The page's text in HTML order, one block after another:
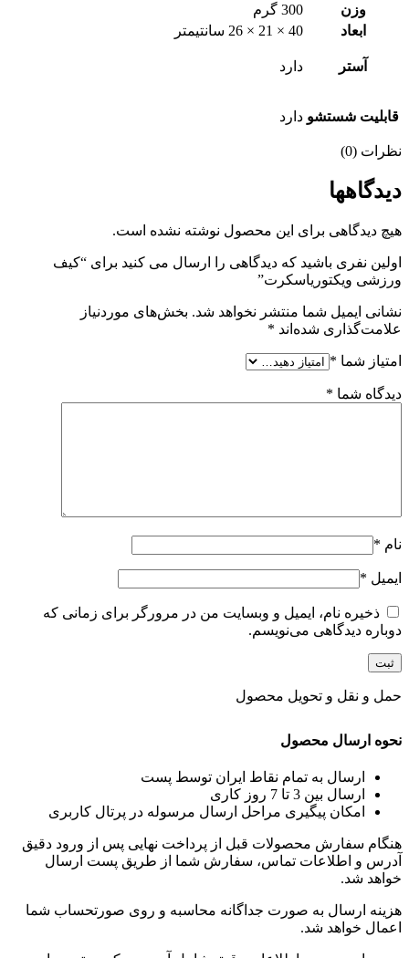
وزن
300 گرم
ابعاد
40 × 21 × 26 سانتیمتر
آستر دارد
قابلیت شستشو دارد
نظرات (0)
دیدگاهها
هیچ دیدگاهی برای این محصول نوشته نشده است.
اولین نفری باشید که دیدگاهی را ارسال می کنید برای “کیف
ورزشی ویکتوریاسکرت”
نشانی ایمیل شما منتشر نخواهد شد. بخش‌های موردنیاز
علامت‌گذاری شده‌اند *
امتیاز شما *
دیدگاه شما *
نام *
ایمیل *
ذخیره نام، ایمیل و وبسایت من در مرورگر برای زمانی که
دوباره دیدگاهی می‌نویسم.
حمل و نقل و تحویل محصول
نحوه ارسال محصول
ارسال به تمام نقاط ایران توسط پست
ارسال بین 3 تا 7 روز کاری
امکان پیگیری مراحل ارسال مرسوله در پرتال کاربری
هنگام سفارش محصولات قبل از پرداخت نهایی پس از ورود دقیق
آدرس و اطلاعات تماس، سفارش شما از طریق پست ارسال
خواهد شد.
هزینه ارسال به صورت جداگانه محاسبه و روی صورتحساب شما
اعمال خواهد شد.